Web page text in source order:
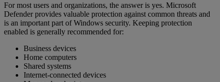
For most users and organizations, the answer is yes. Microsoft
Defender provides valuable protection against common threats and
is an important part of Windows security. Keeping protection
enabled is generally recommended for:
Business devices
Home computers
Shared systems
Internet-connected devices